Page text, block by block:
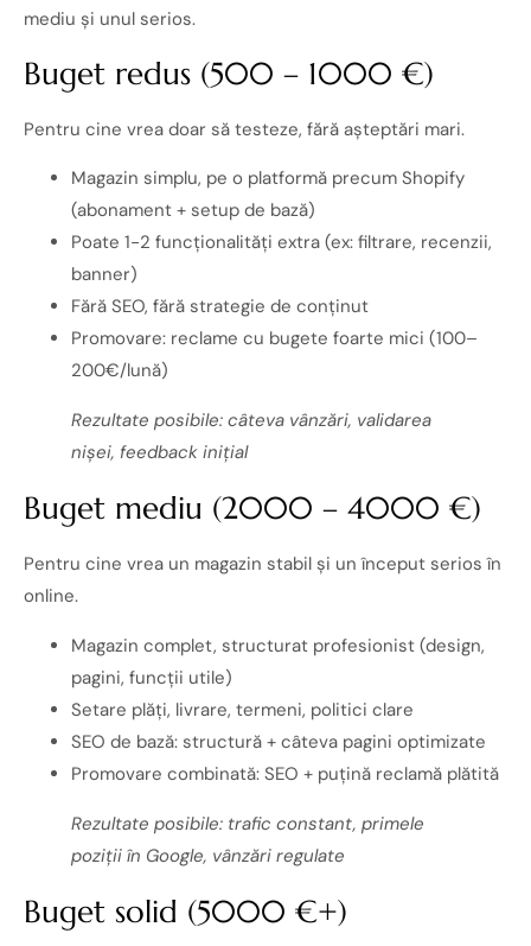
mediu și unul serios.
Buget redus (500 – 1000 €)
Pentru cine vrea doar să testeze, fără așteptări mari.
Magazin simplu, pe o platformă precum Shopify
(abonament + setup de bază)
Poate 1-2 funcționalități extra (ex: filtrare, recenzii,
banner)
Fără SEO, fără strategie de conținut
Promovare: reclame cu bugete foarte mici (100–
200€/lună)
Rezultate posibile: câteva vânzări, validarea
nișei, feedback inițial
Buget mediu (2000 – 4000 €)
Pentru cine vrea un magazin stabil și un început serios în
online.
Magazin complet, structurat profesionist (design,
pagini, funcții utile)
Setare plăți, livrare, termeni, politici clare
SEO de bază: structură + câteva pagini optimizate
Promovare combinată: SEO + puțină reclamă plătită
Rezultate posibile: trafic constant, primele
poziții în Google, vânzări regulate
Buget solid (5000 €+)